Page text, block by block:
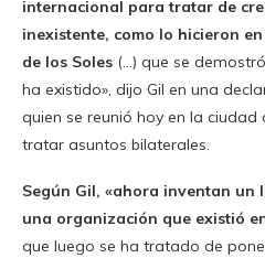
internacional para tratar de
inexistente, como lo hicieron
de los Soles (…) que se
ha existido», dijo Gil en una
quien se reunió hoy en la
tratar asuntos bilaterales.
Según Gil, «ahora inventan un
una organización que existió
que luego se ha tratado de